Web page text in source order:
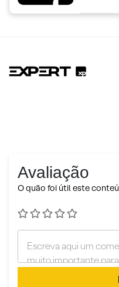
Avaliação
O quão foi útil este